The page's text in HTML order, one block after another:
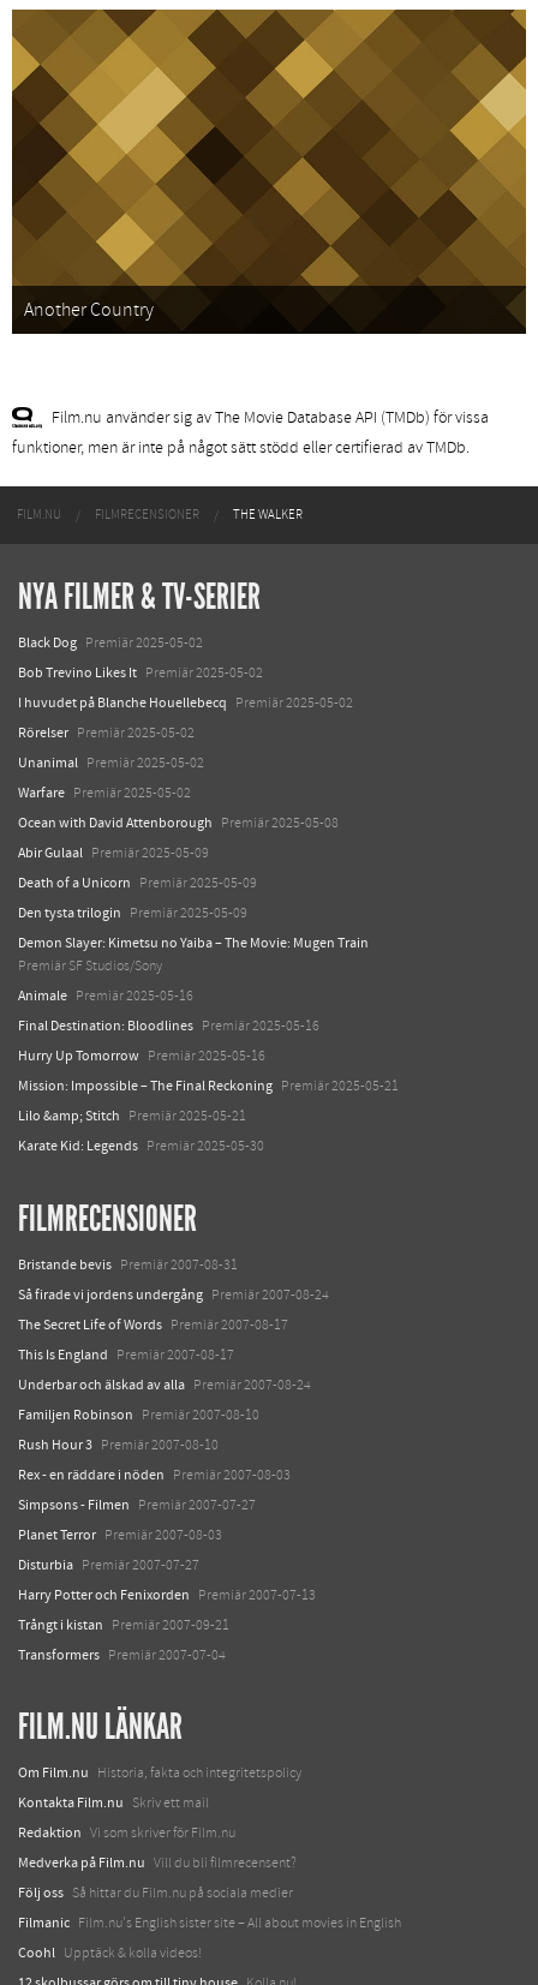
Another Country
Film.nu använder sig av The Movie Database API (TMDb) för vissa
funktioner, men är inte på något sätt stödd eller certifierad av TMDb.
FILM.NU FILMRECENSIONER THE WALKER
NYA FILMER & TV-SERIER
Black Dog Premiär 2025-05-02
Bob Trevino Likes It Premiär 2025-05-02
I huvudet på Blanche Houellebecq Premiär 2025-05-02
Rörelser Premiär 2025-05-02
Unanimal Premiär 2025-05-02
Warfare Premiär 2025-05-02
Ocean with David Attenborough Premiär 2025-05-08
Abir Gulaal Premiär 2025-05-09
Death of a Unicorn Premiär 2025-05-09
Den tysta trilogin Premiär 2025-05-09
Demon Slayer: Kimetsu no Yaiba – The Movie: Mugen Train
Premiär SF Studios/Sony
Animale Premiär 2025-05-16
Final Destination: Bloodlines Premiär 2025-05-16
Hurry Up Tomorrow Premiär 2025-05-16
Mission: Impossible – The Final Reckoning Premiär 2025-05-21
Lilo &amp; Stitch Premiär 2025-05-21
Karate Kid: Legends Premiär 2025-05-30
FILMRECENSIONER
Bristande bevis Premiär 2007-08-31
Så firade vi jordens undergång Premiär 2007-08-24
The Secret Life of Words Premiär 2007-08-17
This Is England Premiär 2007-08-17
Underbar och älskad av alla Premiär 2007-08-24
Familjen Robinson Premiär 2007-08-10
Rush Hour 3 Premiär 2007-08-10
Rex - en räddare i nöden Premiär 2007-08-03
Simpsons - Filmen Premiär 2007-07-27
Planet Terror Premiär 2007-08-03
Disturbia Premiär 2007-07-27
Harry Potter och Fenixorden Premiär 2007-07-13
Trångt i kistan Premiär 2007-09-21
Transformers Premiär 2007-07-04
FILM.NU LÄNKAR
Om Film.nu Historia, fakta och integritetspolicy
Kontakta Film.nu Skriv ett mail
Redaktion Vi som skriver för Film.nu
Medverka på Film.nu Vill du bli filmrecensent?
Följ oss Så hittar du Film.nu på sociala medier
Filmanic Film.nu's English sister site – All about movies in English
Coohl Upptäck & kolla videos!